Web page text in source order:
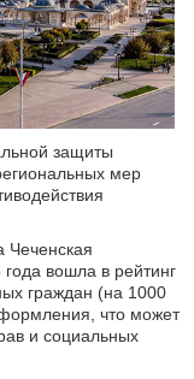
защиты
мер
Чеченская
вошла в рейтинг
граждан (на 1000
что может
и социальных